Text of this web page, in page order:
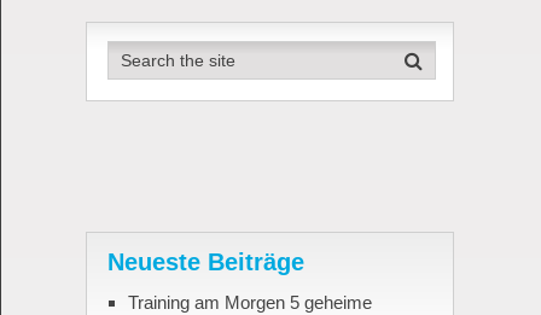
Neueste Beiträge
Training am Morgen 5 geheime